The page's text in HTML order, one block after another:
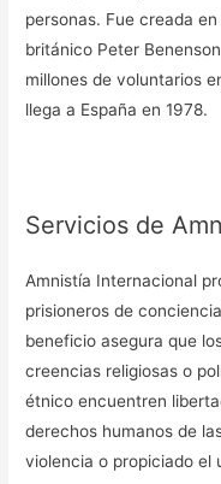
personas. Fue creada
británico Peter
millones de voluntarios
llega a España en 1978.
Servicios de
Amnistía Internacional
prisioneros de
beneficio asegura que
creencias religiosas o
étnico encuentren
derechos humanos de
violencia o propiciado el